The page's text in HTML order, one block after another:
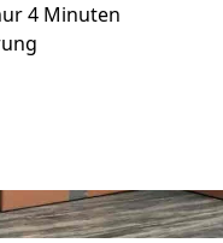
4 Minuten